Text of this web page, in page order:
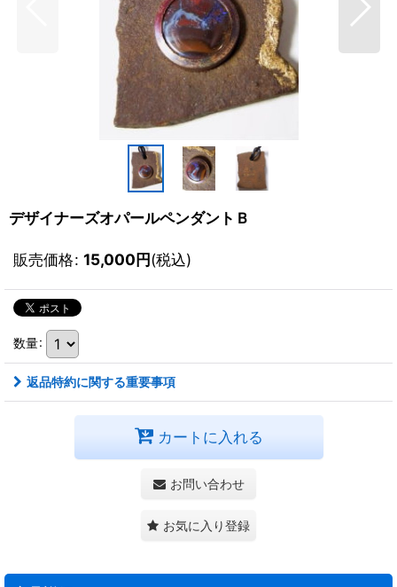
デザイナーズオパールペンダントＢ
販売価格: 15,000円(税込)
数量:
返品特約に関する重要事項
カートに入れる
お問い合わせ
お気に入り登録